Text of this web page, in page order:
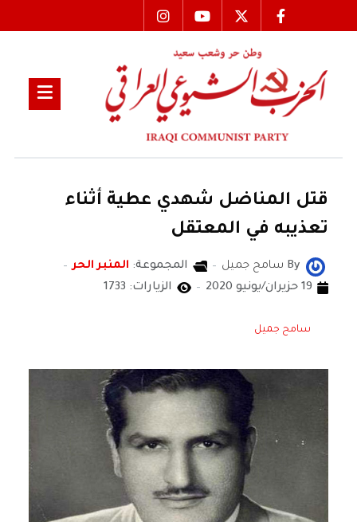
قتل المناضل شهدي عطية أثناء
تعذيبه في المعتقل
By سامح جميل المجموعة: المنبر الحر
19 حزيران/يونيو 2020
الزيارات: 1733
سامح جميل